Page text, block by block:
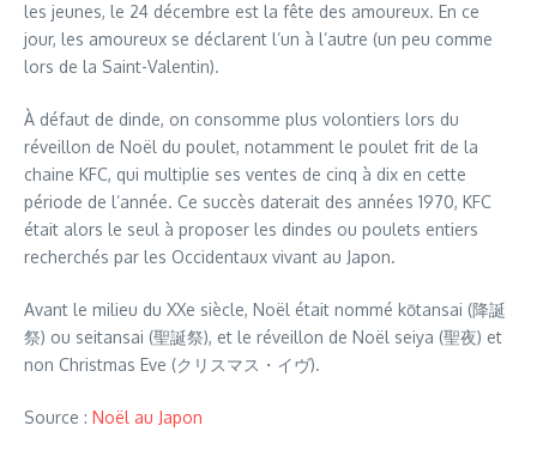
les jeunes, le 24 décembre est la fête des amoureux. En ce
jour, les amoureux se déclarent l’un à l’autre (un peu comme
lors de la Saint-Valentin).
À défaut de dinde, on consomme plus volontiers lors du
réveillon de Noël du poulet, notamment le poulet frit de la
chaine KFC, qui multiplie ses ventes de cinq à dix en cette
période de l’année. Ce succès daterait des années 1970, KFC
était alors le seul à proposer les dindes ou poulets entiers
recherchés par les Occidentaux vivant au Japon.
Avant le milieu du XXe siècle, Noël était nommé kōtansai (降誕
祭) ou seitansai (聖誕祭), et le réveillon de Noël seiya (聖夜) et
non Christmas Eve (クリスマス・イヴ).
Source : Noël au Japon